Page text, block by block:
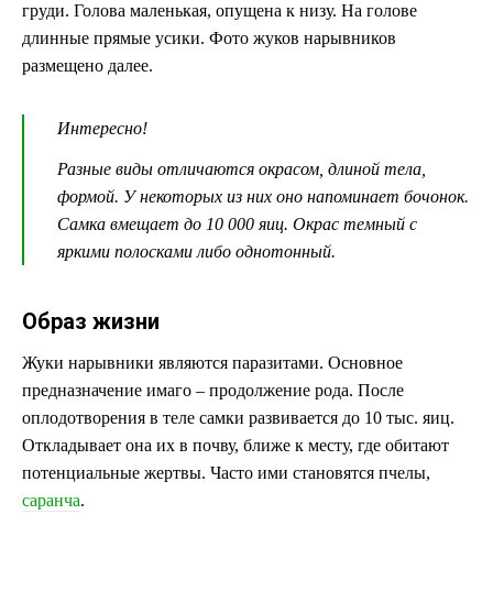
груди. Голова маленькая, опущена к низу. На голове
длинные прямые усики. Фото жуков нарывников
размещено далее.
Интересно!
Разные виды отличаются окрасом, длиной тела,
формой. У некоторых из них оно напоминает бочонок.
Самка вмещает до 10 000 яиц. Окрас темный с
яркими полосками либо однотонный.
Образ жизни
Жуки нарывники являются паразитами. Основное
предназначение имаго – продолжение рода. После
оплодотворения в теле самки развивается до 10 тыс. яиц.
Откладывает она их в почву, ближе к месту, где обитают
потенциальные жертвы. Часто ими становятся пчелы,
саранча.